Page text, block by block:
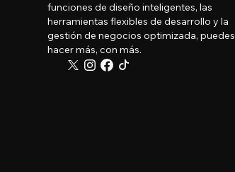
funciones de diseño inteligentes, las
herramientas flexibles de desarrollo y la
gestión de negocios optimizada, puedes
hacer más, con más.